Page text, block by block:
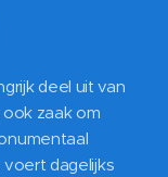
deel uit van
zaak om
dagelijks